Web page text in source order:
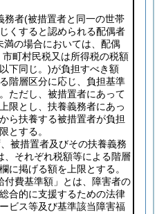
務者(被措置者と同一の世帯
くすると認められる配偶者
満の場合においては、配偶
市町村民税又は所得税の税額
下同じ。)が負担すべき額
階層区分に応じ、負担基準
ただし、被措置者にあって
限とし、扶養義務者にあっ
ら扶養する被措置者が負担
とする。
被措置者及びその扶養義務
、それぞれ税額等による階層
に掲げる額を上限とする。
費基準額」とは、障害者の
合的に支援するための法律
ビス等及び基準該当障害福